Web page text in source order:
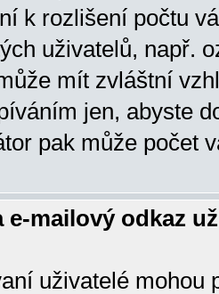
k rozlišení počtu
uživatelů, např.
mít zvláštní
jen, abyste
pak může počet
mailový odkaz
uživatelé mohou